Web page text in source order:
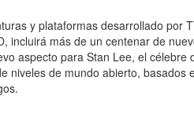
y plataformas desarrollado por
incluirá más de un centenar de
aspecto para Stan Lee, el célebre
niveles de mundo abierto, basados